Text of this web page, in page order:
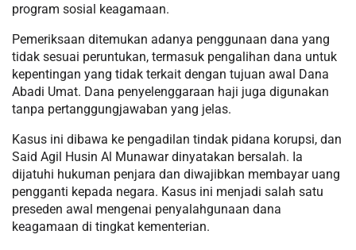
program sosial keagamaan.
Pemeriksaan ditemukan adanya penggunaan dana yang
tidak sesuai peruntukan, termasuk pengalihan dana untuk
kepentingan yang tidak terkait dengan tujuan awal Dana
Abadi Umat. Dana penyelenggaraan haji juga digunakan
tanpa pertanggungjawaban yang jelas.
Kasus ini dibawa ke pengadilan tindak pidana korupsi, dan
Said Agil Husin Al Munawar dinyatakan bersalah. Ia
dijatuhi hukuman penjara dan diwajibkan membayar uang
pengganti kepada negara. Kasus ini menjadi salah satu
preseden awal mengenai penyalahgunaan dana
keagamaan di tingkat kementerian.